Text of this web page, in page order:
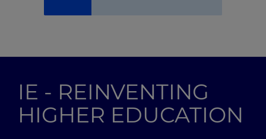
IE - REINVENTING
HIGHER EDUCATION